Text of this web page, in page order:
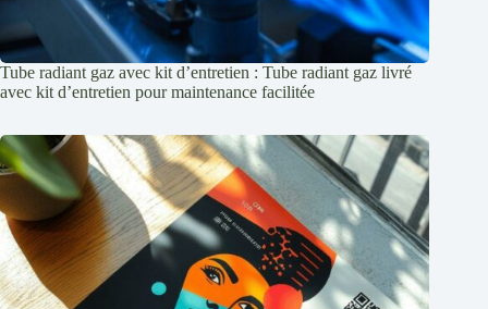
Tube radiant gaz avec kit d’entretien : Tube radiant gaz livré
avec kit d’entretien pour maintenance facilitée